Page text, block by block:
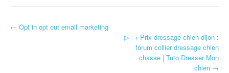
Navigation d'article
← Opt in opt out email marketing
▷ → Prix dressage chien dijon :
forum collier dressage chien
chasse | Tuto Dresser Mon
chien →